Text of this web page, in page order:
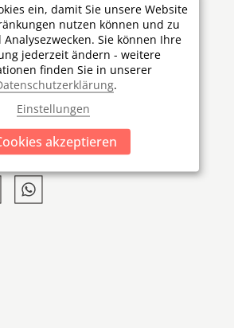
Whatsapp
ein, damit Sie unsere Website
nutzen können und zu
Sie können Ihre
jederzeit ändern - weitere
finden Sie in unserer
.
Einstellungen
akzeptieren